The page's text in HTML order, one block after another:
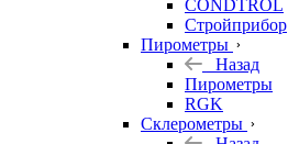
CONDTROL
Стройприбор
Пирометры
Назад
Пирометры
RGK
Склерометры